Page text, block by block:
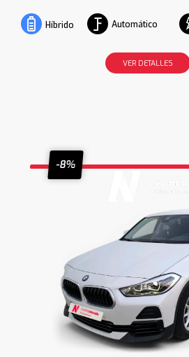
Híbrido Automático
VER DETALLES
-8%